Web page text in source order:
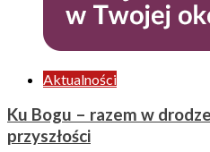
Aktualności
Ku Bogu – razem w
przyszłości